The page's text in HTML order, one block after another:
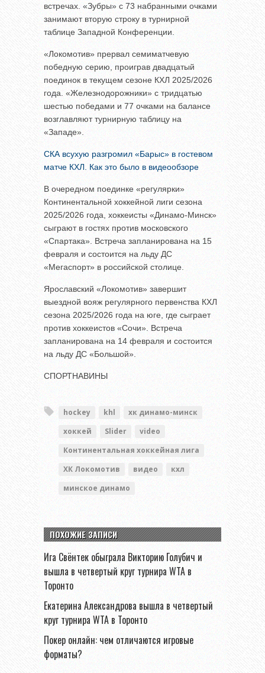
встречах. «Зубры» с 73 набранными очками
занимают вторую строку в турнирной
таблице Западной Конференции.
«Локомотив» прервал семиматчевую
победную серию, проиграв двадцатый
поединок в текущем сезоне КХЛ 2025/2026
года. «Железнодорожники» с тридцатью
шестью победами и 77 очками на балансе
возглавляют турнирную таблицу на
«Западе».
СКА всухую разгромил «Барыс» в гостевом
матче КХЛ. Как это было в видеообзоре
В очередном поединке «регулярки»
Континентальной хоккейной лиги сезона
2025/2026 года, хоккеисты «Динамо-Минск»
сыграют в гостях против московского
«Спартака». Встреча запланирована на 15
февраля и состоится на льду ДС
«Мегаспорт» в российской столице.
Ярославский «Локомотив» завершит
выездной вояж регулярного первенства КХЛ
сезона 2025/2026 года на юге, где сыграет
против хоккеистов «Сочи». Встреча
запланирована на 14 февраля и состоится
на льду ДС «Большой».
СПОРТНАВИНЫ
hockey khl
хк динамо-минск
хоккей
Slider
video
Континентальная хоккейная лига
ХК Локомотив
видео
кхл
минское динамо
ПОХОЖИЕ ЗАПИСИ
Ига Свёнтек обыграла Викторию Голубич и
вышла в четвертый круг турнира WTA в
Торонто
Екатерина Александрова вышла в четвертый
круг турнира WTA в Торонто
Покер онлайн: чем отличаются игровые
форматы?